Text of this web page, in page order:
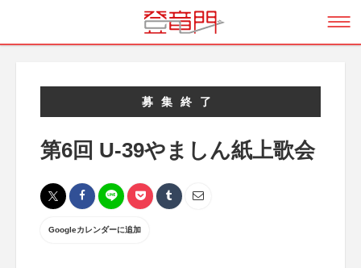
募集終了
第6回 U-39やましん紙上歌会
Googleカレンダーに追加